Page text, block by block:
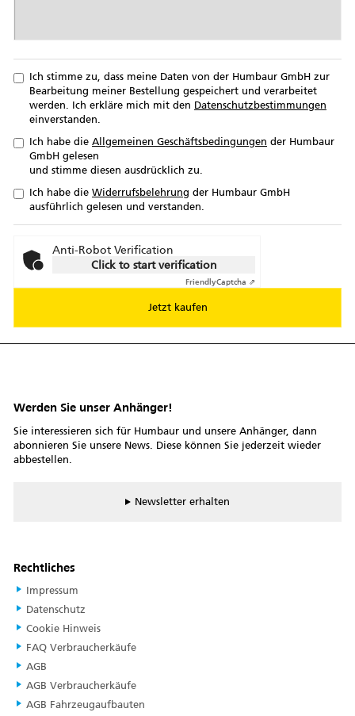
Ich stimme zu, dass meine Daten von der Humbaur GmbH zur
Bearbeitung meiner Bestellung gespeichert und verarbeitet
werden. Ich erkläre mich mit den Datenschutzbestimmungen
einverstanden.
Ich habe die Allgemeinen Geschäftsbedingungen der Humbaur
GmbH gelesen
und stimme diesen ausdrücklich zu.
Ich habe die Widerrufsbelehrung der Humbaur GmbH
ausführlich gelesen und verstanden.
Anti-Robot Verification
Click to start verification
FriendlyCaptcha ⇗
Werden Sie unser Anhänger!
Sie interessieren sich für Humbaur und unsere Anhänger, dann
abonnieren Sie unsere News. Diese können Sie jederzeit wieder
abbestellen.
Newsletter erhalten
Rechtliches
Impressum
Datenschutz
Cookie Hinweis
FAQ Verbraucherkäufe
AGB
AGB Verbraucherkäufe
AGB Fahrzeugaufbauten